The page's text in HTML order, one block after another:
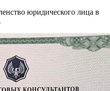
юридического лица в